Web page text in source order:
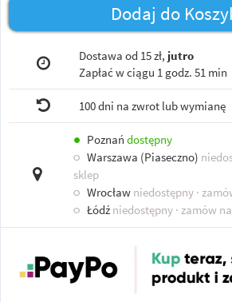
Dodaj do
Dostawa od 15 zł, jutro
Zapłać w ciągu 1 godz. 51 min
100 dni na zwrot lub wymianę
● Poznań dostępny
○ Warszawa (Piaseczno)
sklep
○ Wrocław niedostępny ·
○ Łódź niedostępny · zamów